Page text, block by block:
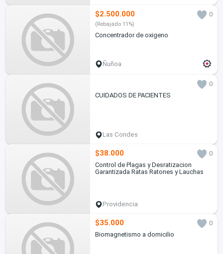
$2.500.000 0
(Rebajado 11%)
Concentrador de oxigeno
Ñuñoa
0
CUIDADOS DE PACIENTES
Las Condes
$38.000
0
Control de Plagas y Desratizacion
Garantizada Ratas Ratones y Lauchas
Providencia
$35.000
0
Biomagnetismo a domicilio